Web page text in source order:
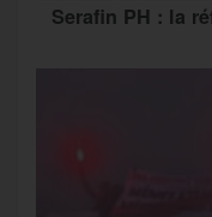
Serafin PH : la